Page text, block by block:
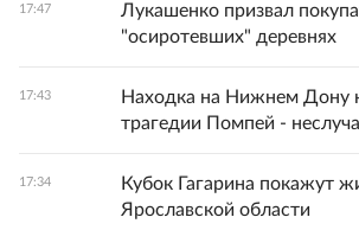
17:47
Лукашенко призвал
"осиротевших" деревнях
17:43
Находка на Нижнем Дону
трагедии Помпей -
17:34
Кубок Гагарина покажут
Ярославской области